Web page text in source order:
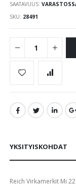
images
gallery
SAATAVUUS:
SKU 28491
YKSITYISKOHDAT
Reich Virkamerkit Mi